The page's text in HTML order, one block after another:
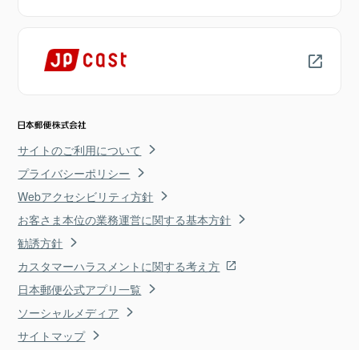
サイトのご利用について
プライバシーポリシー
Webアクセシビリティ方針
お客さま本位の業務運営に関する基本方針
勧誘方針
カスタマーハラスメントに関する考え方
日本郵便公式アプリ一覧
ソーシャルメディア
サイトマップ